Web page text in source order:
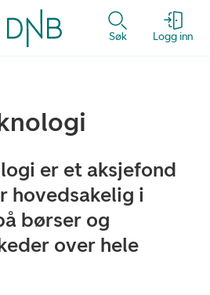
Søk Logg inn
er et aksjefond
hovedsakelig i
børser og
over hele